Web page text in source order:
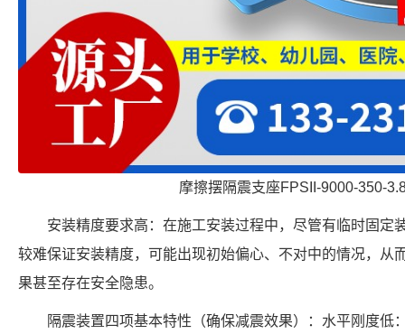
摩擦摆隔震支座FPSII-9000-350-
安装精度要求高：在施工安装过程中，尽管有临时固定
较难保证安装精度，可能出现初始偏心、不对中的情况，从
果甚至存在安全隐患。
隔震装置四项基本特性（确保减震效果）：水平刚度低